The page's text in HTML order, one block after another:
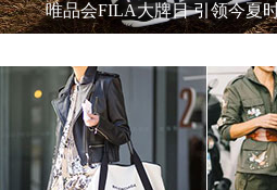
唯品会FILA大牌日 引领今夏